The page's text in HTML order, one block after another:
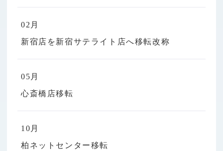
02月
新宿店を新宿サテライト店へ移転改称
05月
心斎橋店移転
10月
柏ネットセンター移転